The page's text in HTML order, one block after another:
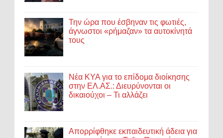
Την ώρα που έσβηναν τις φωτιές,
άγνωστοι «ρήμαζαν» τα αυτοκίνητά
τους
Νέα ΚΥΑ για το επίδομα διοίκησης
στην ΕΛ.ΑΣ.: Διευρύνονται οι
δικαιούχοι – Τι αλλάζει
Απορρίφθηκε εκπαιδευτική άδεια για